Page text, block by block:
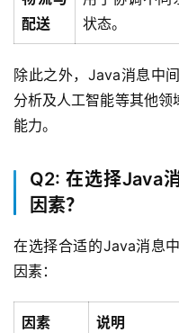
配送
状态。
除此之外，Java消息中
分析及人工智能等其他
能力。
Q2: 在选择Java
因素？
在选择合适的Java消息
因素：
因素 说明